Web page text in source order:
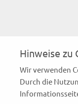
Hinweise zu
Wir verwenden
Durch die